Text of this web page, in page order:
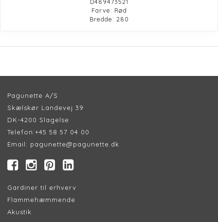
D489473521
Farve: Rød
Bredde: 280
Pagunette A/S
Skælskør Landevej 39
DK-4200 Slagelse
Telefon:+45 58 57 04 00
Email: pagunette@pagunette.dk
Gardiner til erhverv
Flammehæmmende
Akustik